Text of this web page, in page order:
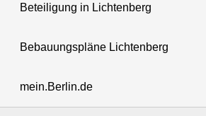
Beteiligung in Lichtenberg
Bebauungspläne Lichtenberg
mein.Berlin.de